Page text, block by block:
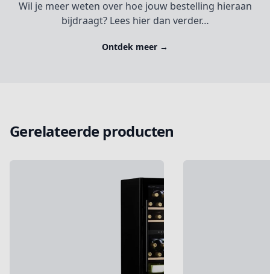
Wil je meer weten over hoe jouw bestelling hieraan
bijdraagt? Lees hier dan verder…
Ontdek meer →
Gerelateerde producten